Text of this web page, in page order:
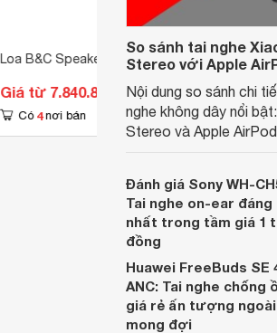
Loa B&C Speakers 15PS76
Giá từ 7.840.800 đ
Có 4 nơi bán
Loa B&C
Giá từ
Có 5
So sánh tai nghe
Stereo với Apple
Nội dung so sánh chi
nghe không dây nổi
Stereo và Apple
dựa trên nhu cầu và
hai đều là sản phẩm
nhưng hướng tới đối
khác nhau.
Đánh giá Sony WH-
Tai nghe on-ear đáng
nhất trong tầm giá 1
đồng
Huawei FreeBuds SE
ANC: Tai nghe chống
giá rẻ ấn tượng ngoài
mong đợi